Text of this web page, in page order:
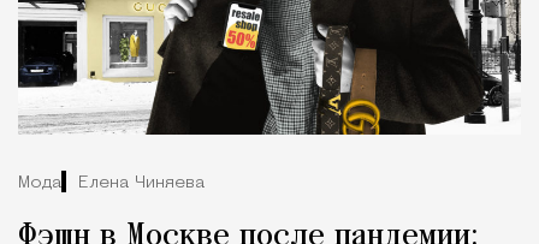
Мода Елена Чиняева
Фэшн в Москве после пандемии: